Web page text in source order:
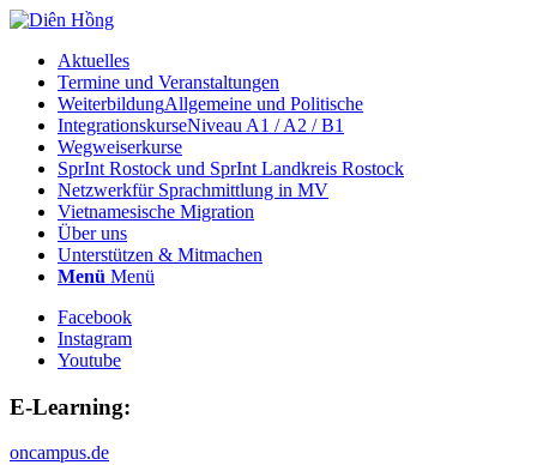
Aktuelles
Termine und Veranstaltungen
WeiterbildungAllgemeine und Politische
IntegrationskurseNiveau A1 / A2 / B1
Wegweiserkurse
SprInt Rostock und SprInt Landkreis Rostock
Netzwerkfür Sprachmittlung in MV
Vietnamesische Migration
Über uns
Unterstützen & Mitmachen
Menü Menü
Facebook
Instagram
Youtube
E-Learning:
oncampus.de